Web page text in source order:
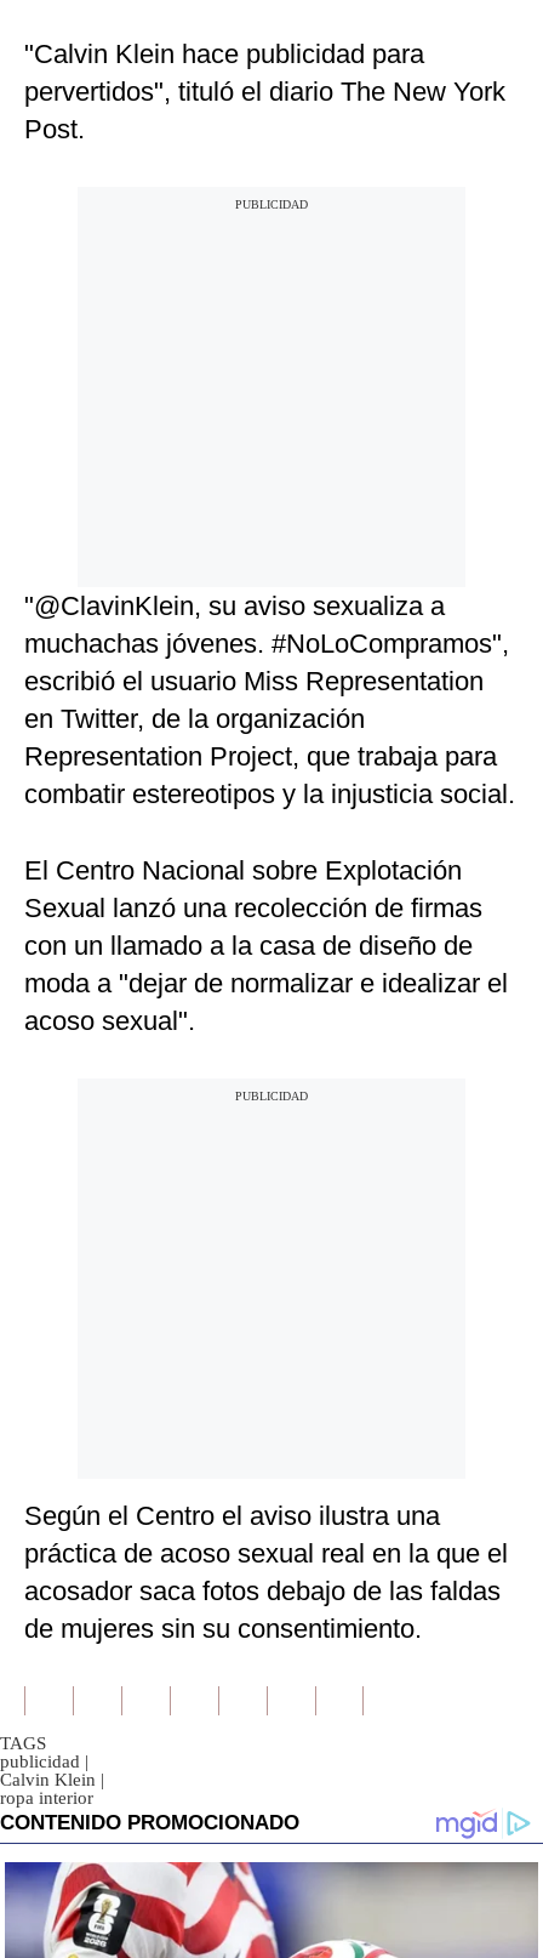
"Calvin Klein hace publicidad para
pervertidos", tituló el diario The New York
Post.
"@ClavinKlein, su aviso sexualiza a
muchachas jóvenes. #NoLoCompramos",
escribió el usuario Miss Representation
en Twitter, de la organización
Representation Project, que trabaja para
combatir estereotipos y la injusticia social.
El Centro Nacional sobre Explotación
Sexual lanzó una recolección de firmas
con un llamado a la casa de diseño de
moda a "dejar de normalizar e idealizar el
acoso sexual".
Según el Centro el aviso ilustra una
práctica de acoso sexual real en la que el
acosador saca fotos debajo de las faldas
de mujeres sin su consentimiento.
TAGS
publicidad |
Calvin Klein |
ropa interior